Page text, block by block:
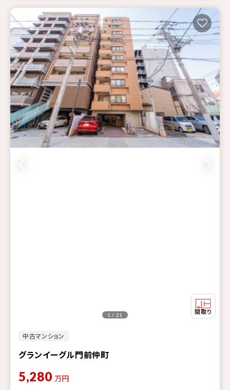
中古マンション
グランイーグル門前仲町
1 / 21
5,280 万円